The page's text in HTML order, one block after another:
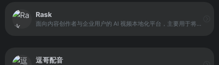
Rask
面向内容创作者与企业用户的 AI 视频本地化平台，主要用于将视频与音频内容快速转换为多语言版本。该工具支持超过 130 种语言，结合自动翻译、语音合成与字幕生成技术，实现从原始视频到多语言成品的一体化处理。
逗哥配音